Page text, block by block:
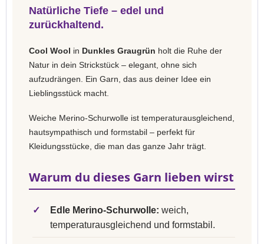
Natürliche Tiefe – edel und
zurückhaltend.
Cool Wool in Dunkles Graugrün holt die Ruhe der
Natur in dein Strickstück – elegant, ohne sich
aufzudrängen. Ein Garn, das aus deiner Idee ein
Lieblingsstück macht.
Weiche Merino-Schurwolle ist temperaturausgleichend,
hautsympathisch und formstabil – perfekt für
Kleidungsstücke, die man das ganze Jahr trägt.
Warum du dieses Garn lieben wirst
✓ Edle Merino-Schurwolle: weich,
temperaturausgleichend und formstabil.